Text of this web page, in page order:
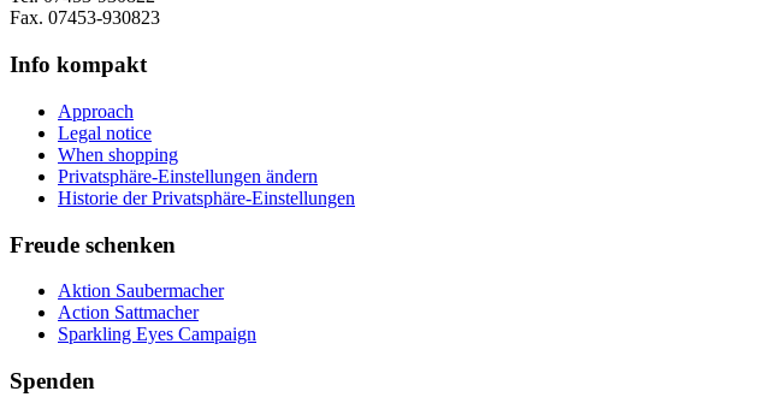
Fax. 07453-930823
Info kompakt
Approach
Legal notice
When shopping
Privatsphäre-Einstellungen ändern
Historie der Privatsphäre-Einstellungen
Freude schenken
Aktion Saubermacher
Action Sattmacher
Sparkling Eyes Campaign
Spenden